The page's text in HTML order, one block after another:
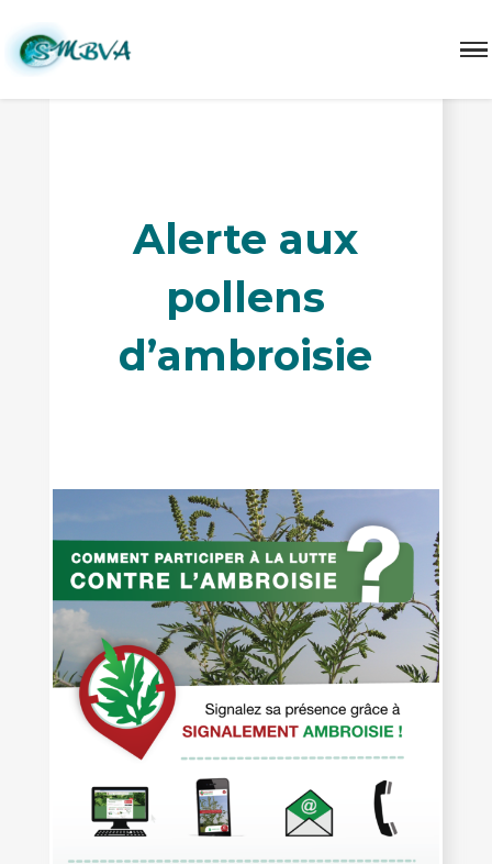
Alerte aux
pollens
d’ambroisie